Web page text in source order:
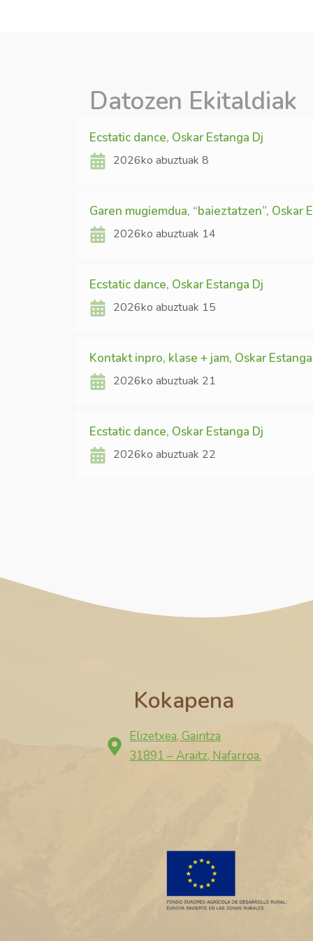
Datozen Ekitaldiak
Ecstatic dance, Oskar Estanga Dj
2026ko abuztuak 8
Garen mugiemdua, “baieztatzen”, Oskar
2026ko abuztuak 14
Ecstatic dance, Oskar Estanga Dj
2026ko abuztuak 15
Kontakt inpro, klase + jam, Oskar Estanga
2026ko abuztuak 21
Ecstatic dance, Oskar Estanga Dj
2026ko abuztuak 22
Kokapena
Elizetxea, Gaintza
31891 – Araitz, Nafarroa.